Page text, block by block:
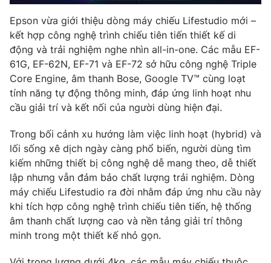
Chất lượng cuộc sống
Tuyển sinh
Học trực tuyến
Công nghệ
Hitech Công nghệ tương lai
Sản phẩm
Thị trường
Tư vấn
Giao lưu trực tuyến
Lịch phát sóng
Chuyên mục khác
Emagazine Podcast
Photo Infographic
Video Shorts video
VTV Money VTV Thể thao
Epson vừa giới thiệu dòng máy chiếu Lifestudio mới –
kết hợp công nghệ trình chiếu tiên tiến thiết kế di
động và trải nghiệm nghe nhìn all-in-one. Các mẫu EF-
61G, EF-62N, EF-71 và EF-72 sở hữu công nghệ Triple
Core Engine, âm thanh Bose, Google TV™ cùng loạt
tính năng tự động thông minh, đáp ứng linh hoạt nhu
cầu giải trí và kết nối của người dùng hiện đại.
Trong bối cảnh xu hướng làm việc linh hoạt (hybrid) và
lối sống xê dịch ngày càng phổ biến, người dùng tìm
kiếm những thiết bị công nghệ dễ mang theo, dễ thiết
lập nhưng vẫn đảm bảo chất lượng trải nghiệm. Dòng
máy chiếu Lifestudio ra đời nhằm đáp ứng nhu cầu này
khi tích hợp công nghệ trình chiếu tiên tiến, hệ thống
âm thanh chất lượng cao và nền tảng giải trí thông
minh trong một thiết kế nhỏ gọn.